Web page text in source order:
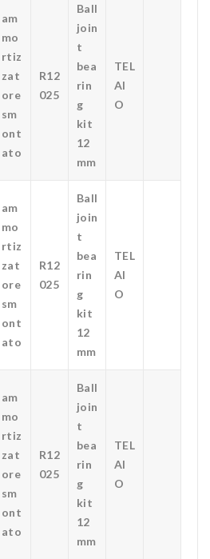
am
mo
rtiz
zat
ore
sm
ont
ato
R12
025
Ball
join
t
bea
rin
g
kit
12
mm
TEL
AI
O
am
mo
rtiz
zat
ore
sm
ont
ato
R12
025
Ball
join
t
bea
rin
g
kit
12
mm
TEL
AI
O
am
mo
rtiz
zat
ore
sm
ont
ato
R12
025
Ball
join
t
bea
rin
g
kit
12
mm
TEL
AI
O